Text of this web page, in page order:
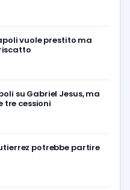
vuole prestito ma
su Gabriel Jesus, ma
cessioni
potrebbe partire